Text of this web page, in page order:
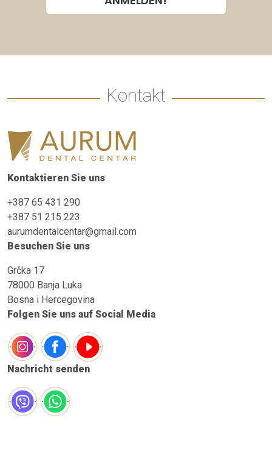
Kontakt
Kontaktieren Sie uns
+387 65 431 290
+387 51 215 223
aurumdentalcentar@gmail.com
Besuchen Sie uns
Grčka 17
78000 Banja Luka
Bosna i Hercegovina
Folgen Sie uns auf Social Media
Nachricht senden